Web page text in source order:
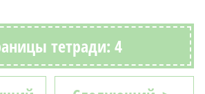
тетради: 4